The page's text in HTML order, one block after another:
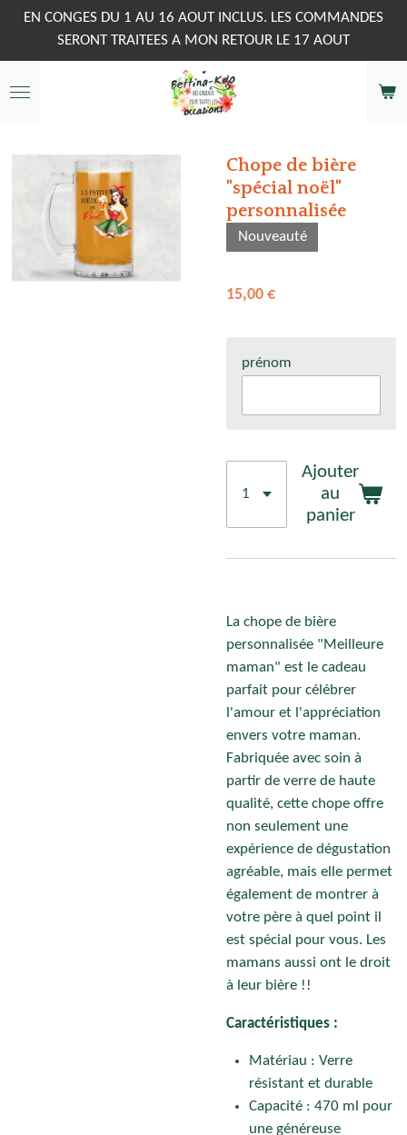
Passer
contenu
principal
EN CONGES DU 1 AU 16 AOUT INCLUS. LES COMMANDES
SERONT TRAITEES A MON RETOUR LE 17 AOUT
Chope de bière
"spécial noël"
personnalisée
Nouveauté
15,00 €
prénom
Ajouter
au
panier
La chope de bière
personnalisée "Meilleure
maman" est le cadeau
parfait pour célébrer
l'amour et l'appréciation
envers votre maman.
Fabriquée avec soin à
partir de verre de haute
qualité, cette chope offre
non seulement une
expérience de dégustation
agréable, mais elle permet
également de montrer à
votre père à quel point il
est spécial pour vous. Les
mamans aussi ont le droit
à leur bière !!
Caractéristiques :
Matériau : Verre
résistant et durable
Capacité : 470 ml pour
une généreuse